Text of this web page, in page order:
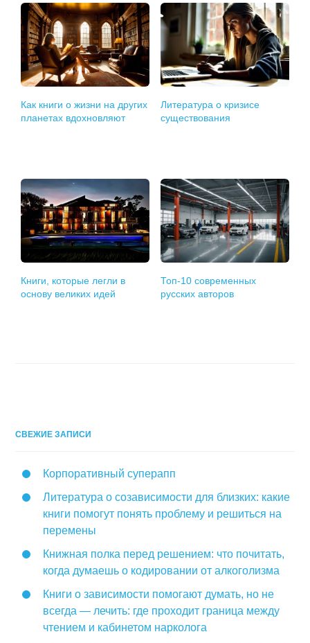
Как книги о жизни на других
планетах вдохновляют
Литература о кризисе
существования
Книги, которые легли в
основу великих идей
Топ-10 современных
русских авторов
СВЕЖИЕ ЗАПИСИ
Корпоративный суперапп
Литература о созависимости для близких: какие
книги помогут понять проблему и решиться на
перемены
Книжная полка перед решением: что почитать,
когда думаешь о кодировании от алкоголизма
Книги о зависимости помогают думать, но не
всегда — лечить: где проходит граница между
чтением и кабинетом нарколога